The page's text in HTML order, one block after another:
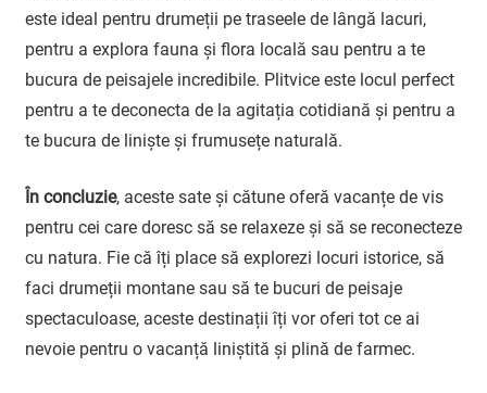
este ideal pentru drumeții pe traseele de lângă lacuri,
pentru a explora fauna și flora locală sau pentru a te
bucura de peisajele incredibile. Plitvice este locul perfect
pentru a te deconecta de la agitația cotidiană și pentru a
te bucura de liniște și frumusețe naturală.
În concluzie, aceste sate și cătune oferă vacanțe de vis
pentru cei care doresc să se relaxeze și să se reconecteze
cu natura. Fie că îți place să explorezi locuri istorice, să
faci drumeții montane sau să te bucuri de peisaje
spectaculoase, aceste destinații îți vor oferi tot ce ai
nevoie pentru o vacanță liniștită și plină de farmec.